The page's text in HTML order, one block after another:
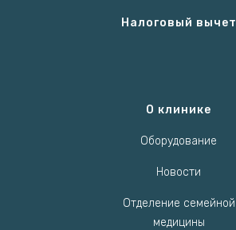
Налоговый вычет
О клинике
Оборудование
Новости
Отделение семейной
медицины